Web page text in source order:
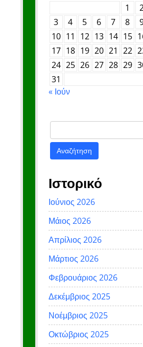
1
3
4 5 6 7 8
10 11 12 13 14 15
17 18 19 20 21 22
24 25 26 27 28 29
31
« Ιούν
Αναζήτηση
Ιστορικό
Ιούνιος 2026
Μάιος 2026
Απρίλιος 2026
Μάρτιος 2026
Φεβρουάριος 2026
Δεκέμβριος 2025
Νοέμβριος 2025
Οκτώβριος 2025